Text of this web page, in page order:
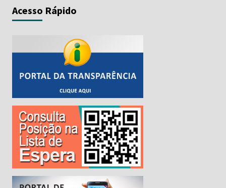
Acesso Rápido